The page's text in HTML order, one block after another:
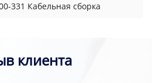
331 Кабельная сборка
клиента